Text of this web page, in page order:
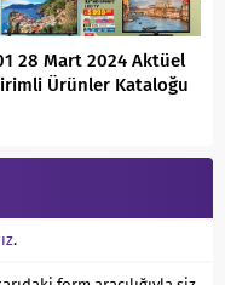
28 Mart 2024 Aktüel
Ürünler Kataloğu
.